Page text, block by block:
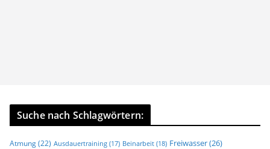
Suche nach Schlagwörtern:
Atmung(22) Ausdauertraining (17) Beinarbeit (18) Freiwasser(26)